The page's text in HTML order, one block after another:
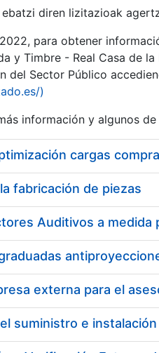
diren lizitazioak
para obtener
y Timbre - Real Casa de
del Sector Público
)
información y algunos
cargas
fabricación de piezas
suministro e